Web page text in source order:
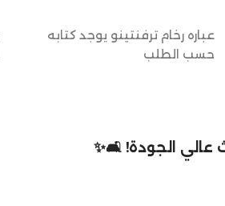
عباره رخام ترفنتينو يوجد كتابه
حسب الطلب
عالي الجودة! 🛋️✨